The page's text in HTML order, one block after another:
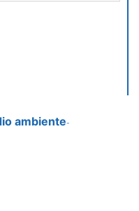
ambiente-